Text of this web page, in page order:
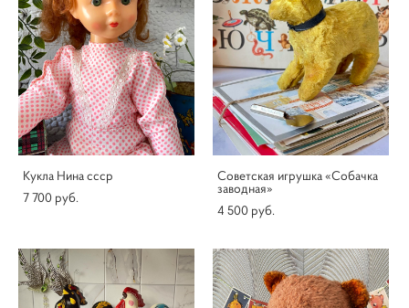
Кукла Нина ссср
7 700 pуб.
Советская игрушка «Собачка
заводная»
4 500 pуб.